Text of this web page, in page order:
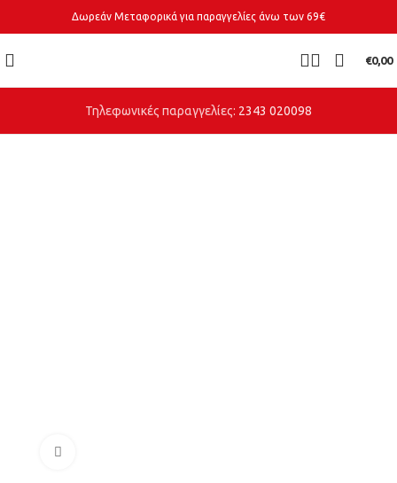
Δωρεάν Μεταφορικά για παραγγελίες άνω των 69€
€0,00
Τηλεφωνικές παραγγελίες: 2343 020098